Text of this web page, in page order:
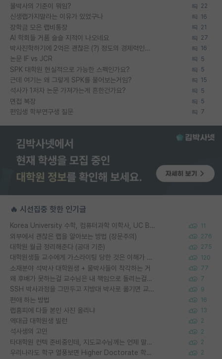
물박사의 기준이 뭐임? 22
신생랩가지말라는 이유가 있었구나 16
장학금 모은 랩비통장 21
AI 학회들 거품 슬슬 지적이 나오네요 27
박사진학하기에 2억은 괜찮은 (?) 정도의 경제력인가요 16
논문 IF vs JCR 5
SPK 대학원 현실적으로 가능한 스펙인가요? 5
근데 여기는 왜 그렇게 SPK를 물어보는거임? 15
석사가 1저자 논문 가져가는게 흔한건가요? 5
면접 복장 5
편입생 학부연구생 질문 7
🔥 시선집중 핫한 인기글
Korea University 수학, 컴퓨터과학 이학사, UC Berkeley 산업공학 대학원 공학박사가 되는 것은 쉽지 않겠죠? 11
외부에서 괜찮은 랩을 알아보는 방법 (장문주의) 276
대학원 월급 정리해준다 (공대 기준) 275
대학원생들 교수에게 가스라이팅 당한 것은 이해가 갑니다. 안타깝네요. 120
소재분야 석박사 대학원생 + 물박사들이 착각하는 거 77
왜 후배가 못하는걸 교수님은 내 책임으로 돌리는걸까요? 7
SSH 박사과정을 그만두고 지방대 박사로 옮기면 교수의 꿈은 끝일까요? 9
편애 하는 방법 16
랩홈피에 다들 본인 사진 올리냐 13
역대급 대학원생 빌런 2
석사생의 고민 2
타대학원 컨텍 준비중인데, 지도교수님께는 언제 말씀드려야 할까요? 2
우리나라도 학구 열풍보면 Higher Doctorate 학위가 필요하다고 봅니다. 2